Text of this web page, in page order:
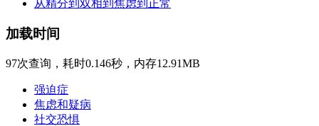
从精分到双相到焦虑到正常
加载时间
97次查询，耗时0.146秒，内存12.91MB
强迫症
焦虑和疑病
社交恐惧